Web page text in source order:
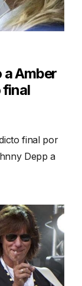
a Amber
final
final por
Depp a